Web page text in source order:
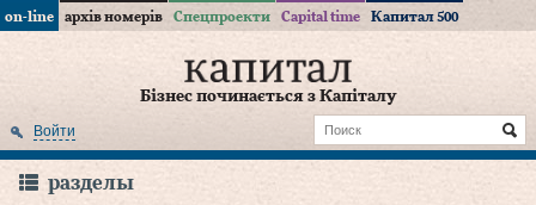
on-line архів номерів Спецпроекти Capital time Капитал 500
Бізнес починається з Капіталу
Войти
разделы